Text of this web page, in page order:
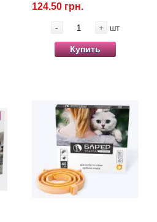
124.50 грн.
- + шт
Купить